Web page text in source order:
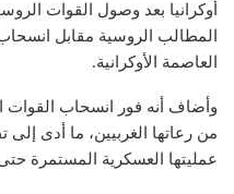
أوكرانيا بعد وصول القوات
المطالب الروسية مقابل
العاصمة الأوكرانية.
وأضاف أنه فور انسحاب القوات
من رعاتها الغربيين، ما أدى إلى
عمليتها العسكرية المستمرة